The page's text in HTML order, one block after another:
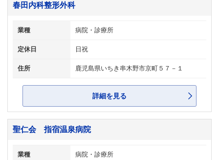
春田内科整形外科
業種 病院・診療所
定休日 日祝
住所 鹿児島県いちき串木野市京町５７－１
詳細を見る
聖仁会 指宿温泉病院
業種 病院・診療所